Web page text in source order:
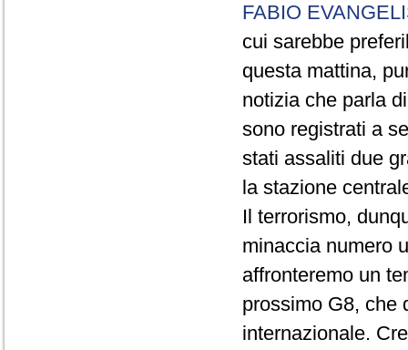
FABIO
cui sarebbe
questa mattina,
notizia che parla
sono registrati a
stati assaliti due
la stazione
Il terrorismo,
minaccia numero
affronteremo un
prossimo G8, che
internazionale.